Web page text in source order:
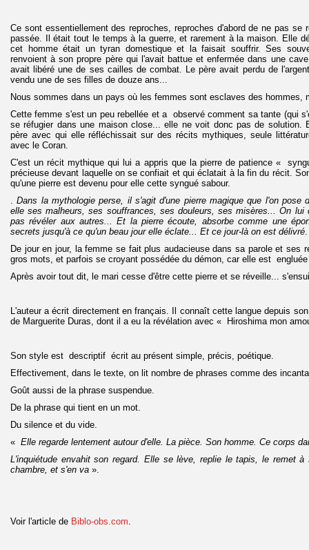
Ce sont essentiellement des reproches, reproches d'abord de ne pas se
passée. Il était tout le temps à la guerre, et rarement à la maison. Elle
cet homme était un tyran domestique et la faisait souffrir. Ses
renvoient à son propre père qui l'avait battue et enfermée dans une
avait libéré une de ses cailles de combat. Le père avait perdu de
vendu une de ses filles de douze ans...
Nous sommes dans un pays où les femmes sont esclaves des hommes,
Cette femme s'est un peu rebellée et a observé comment sa tante (qui
se réfugier dans une maison close... elle ne voit donc pas de solution.
père avec qui elle réfléchissait sur des récits mythiques, seule
avec le Coran.
C'est un récit mythique qui lui a appris que la pierre de patience «
précieuse devant laquelle on se confiait et qui éclatait à la fin du récit.
qu'une pierre est devenu pour elle cette syngué sabour.
.Dans la mythologie perse, il s'agit d'une pierre magique que l'on pose
elle ses malheurs, ses souffrances, ses douleurs, ses misères... On lui
pas révéler aux autres... Et la pierre écoute, absorbe comme une
secrets jusqu'à ce qu'un beau jour elle éclate... Et ce jour-là on est délivré.
De jour en jour, la femme se fait plus audacieuse dans sa parole et ses
gros mots, et parfois se croyant possédée du démon, car elle est
Après avoir tout dit, le mari cesse d'être cette pierre et se réveille...
L'auteur a écrit directement en français. Il connaît cette langue depuis
de Marguerite Duras, dont il a eu la révélation avec « Hiroshima mon
Son style est descriptif écrit au présent simple, précis, poétique.
Effectivement, dans le texte, on lit nombre de phrases comme des
Goût aussi de la phrase suspendue.
De la phrase qui tient en un mot.
Du silence et du vide.
« Elle regarde lentement autour d'elle. La pièce. Son homme. Ce corps
L'inquiétude envahit son regard. Elle se lève, replie le tapis, le remet
chambre, et s'en va ».
Voir l'article de Biblo-obs.com.